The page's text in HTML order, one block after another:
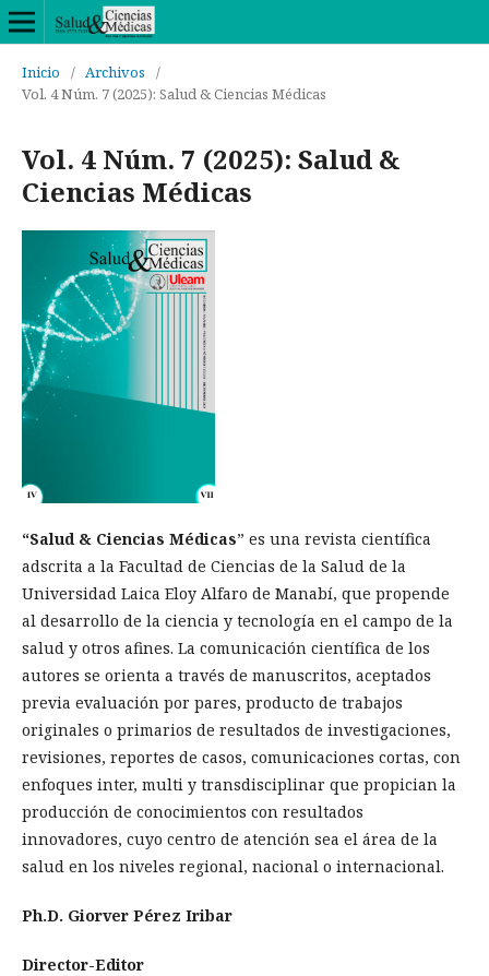
Inicio / Archivos
/
Vol. 4 Núm. 7 (2025): Salud & Ciencias Médicas
Vol. 4 Núm. 7 (2025): Salud &
Ciencias Médicas
“Salud & Ciencias Médicas” es una revista científica
adscrita a la Facultad de Ciencias de la Salud de la
Universidad Laica Eloy Alfaro de Manabí, que propende
al desarrollo de la ciencia y tecnología en el campo de la
salud y otros afines. La comunicación científica de los
autores se orienta a través de manuscritos, aceptados
previa evaluación por pares, producto de trabajos
originales o primarios de resultados de investigaciones,
revisiones, reportes de casos, comunicaciones cortas, con
enfoques inter, multi y transdisciplinar que propician la
producción de conocimientos con resultados
innovadores, cuyo centro de atención sea el área de la
salud en los niveles regional, nacional o internacional.
Ph.D. Giorver Pérez Iribar
Director-Editor